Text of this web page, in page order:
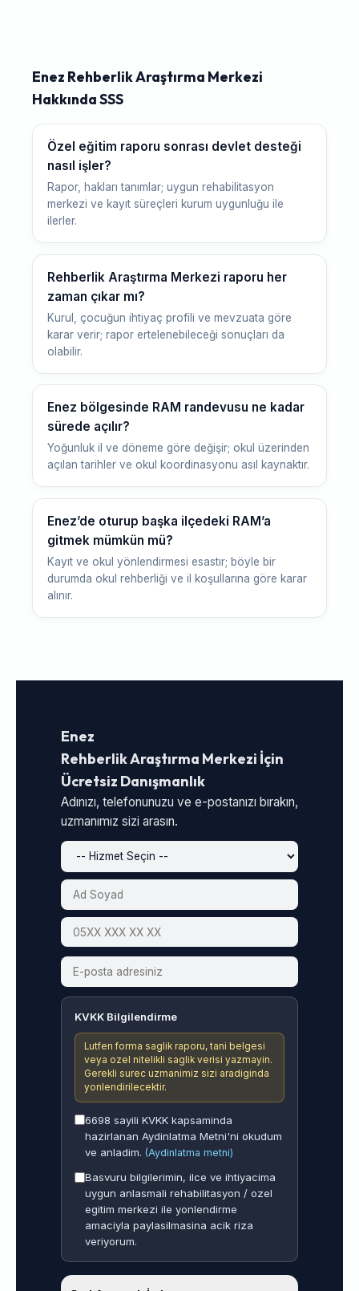
Enez Rehberlik Araştırma Merkezi
Hakkında SSS
Özel eğitim raporu sonrası devlet desteği
nasıl işler?
Rapor, hakları tanımlar; uygun rehabilitasyon
merkezi ve kayıt süreçleri kurum uygunluğu ile
ilerler.
Rehberlik Araştırma Merkezi raporu her
zaman çıkar mı?
Kurul, çocuğun ihtiyaç profili ve mevzuata göre
karar verir; rapor ertelenebileceği sonuçları da
olabilir.
Enez bölgesinde RAM randevusu ne kadar
sürede açılır?
Yoğunluk il ve döneme göre değişir; okul üzerinden
açılan tarihler ve okul koordinasyonu asıl kaynaktır.
Enez’de oturup başka ilçedeki RAM’a
gitmek mümkün mü?
Kayıt ve okul yönlendirmesi esastır; böyle bir
durumda okul rehberliği ve il koşullarına göre karar
alınır.
Enez
Rehberlik Araştırma Merkezi İçin
Ücretsiz Danışmanlık
Adınızı, telefonunuzu ve e-postanızı bırakın,
uzmanımız sizi arasın.
KVKK Bilgilendirme
Lutfen forma saglik raporu, tani belgesi
veya ozel nitelikli saglik verisi yazmayin.
Gerekli surec uzmanimiz sizi aradiginda
yonlendirilecektir.
6698 sayili KVKK kapsaminda
hazirlanan Aydinlatma Metni'ni okudum
ve anladim. (Aydinlatma metni)
Basvuru bilgilerimin, ilce ve ihtiyacima
uygun anlasmali rehabilitasyon / ozel
egitim merkezi ile yonlendirme
amaciyla paylasilmasina acik riza
veriyorum.